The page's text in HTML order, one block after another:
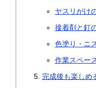
ヤスリがけ
接着剤と釘
色塗り・ニ
作業スペー
完成後も楽しめ